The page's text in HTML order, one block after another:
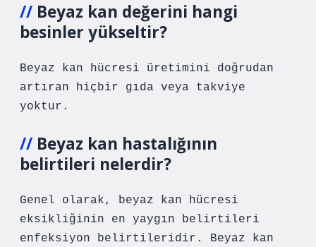
Beyaz kan değerini hangi
besinler yükseltir?
Beyaz kan hücresi üretimini doğrudan
artıran hiçbir gıda veya takviye
yoktur.
Beyaz kan hastalığının
belirtileri nelerdir?
Genel olarak, beyaz kan hücresi
eksikliğinin en yaygın belirtileri
enfeksiyon belirtileridir. Beyaz kan